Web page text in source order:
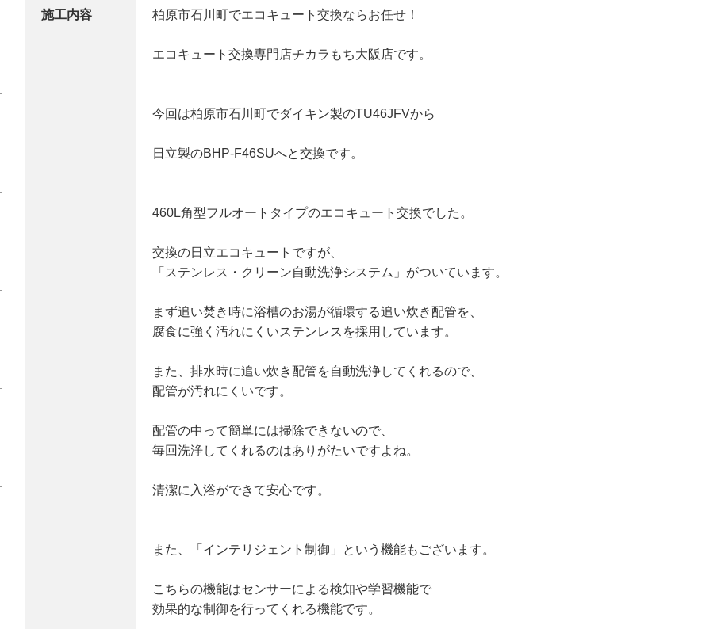
施工内容 柏原市石川町でエコキュート交換ならお任せ！
エコキュート交換専門店チカラもち大阪店です。
今回は柏原市石川町でダイキン製のTU46JFVから
日立製のBHP-F46SUへと交換です。
460L角型フルオートタイプのエコキュート交換でした。
交換の日立エコキュートですが、
「ステンレス・クリーン自動洗浄システム」がついています。
まず追い焚き時に浴槽のお湯が循環する追い炊き配管を、
腐食に強く汚れにくいステンレスを採用しています。
また、排水時に追い炊き配管を自動洗浄してくれるので、
配管が汚れにくいです。
配管の中って簡単には掃除できないので、
毎回洗浄してくれるのはありがたいですよね。
清潔に入浴ができて安心です。
また、「インテリジェント制御」という機能もございます。
こちらの機能はセンサーによる検知や学習機能で
効果的な制御を行ってくれる機能です。